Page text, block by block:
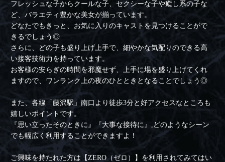
フレッシュな子からクールな子、セクシーな子や癒し系の子な
ど、バラエティ豊かな美女が揃っています。
どなたでもきっと、お気に入りのキャストを見つけることがで
きるでしょう◎
さらに、どの子も盛り上げ上手で、細やかな気配りのできる高
い接客技術力を持っています。
お客様の安らぎの時間を邪魔せず、上手に場を盛り上げてくれ
ますので、ワンランク上の夜のひとときとなることでしょう◎
また、各線「藤沢駅」南口より徒歩3分と好アクセスなところも
嬉しいポイントです。
『思い立ったそのときに』『大事な接待に』,どのようなシーン
でも幅広く利用することができますよ！
ご興味を持たれた方は【ZERO（ゼロ）】を利用されてみてはい